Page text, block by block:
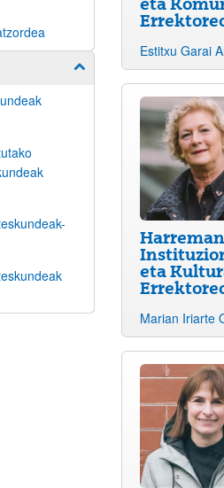
Erakutsi/izkutatu azpiorriak
Estitxu Garai
Harreman
eta
Marian Iriarte